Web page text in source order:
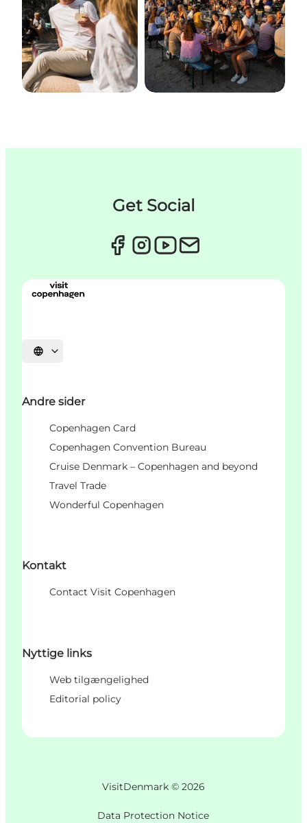
Get Social
Vælg sprog
Andre sider
Copenhagen Card
Copenhagen Convention Bureau
Cruise Denmark – Copenhagen and beyond
Travel Trade
Wonderful Copenhagen
Kontakt
Contact Visit Copenhagen
Nyttige links
Web tilgængelighed
Editorial policy
VisitDenmark © 2026
Data Protection Notice